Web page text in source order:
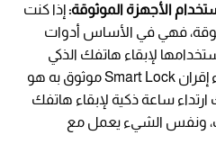
الأجهزة الموثوقة:إذا كنت
فهي في الأساس أدوات
لإبقاء هاتفك الذكي
مفتوحًا، الشرط الوحيد لإنشاء إقران Smart Lock موثوق به هو
ساعة ذكية لإبقاء هاتفك
ونفس الشيء يعمل مع